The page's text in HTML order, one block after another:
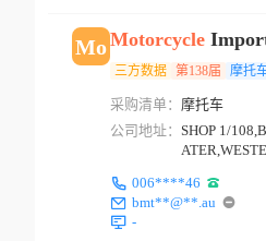
MoMotorcycle
三方数据 第138届 摩托
采购清单： 摩托车
公司地址： SHOP 1/
006****46
bmt**@**.au
-